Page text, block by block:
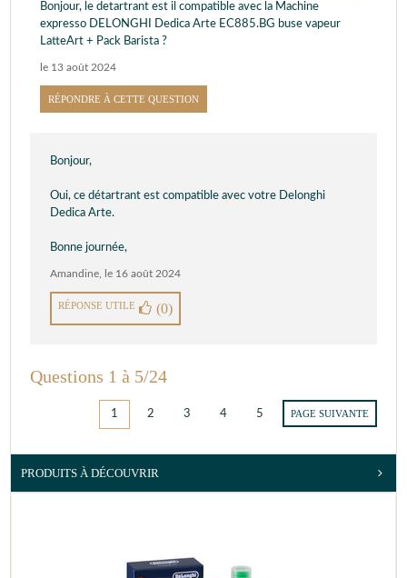
Bonjour, le detartrant est il compatible avec la Machine
expresso DELONGHI Dedica Arte EC885.BG buse vapeur
LatteArt + Pack Barista ?
le 13 août 2024
RÉPONDRE À CETTE QUESTION
Bonjour,
Oui, ce détartrant est compatible avec votre Delonghi
Dedica Arte.
Bonne journée,
Amandine, le 16 août 2024
RÉPONSE UTILE (0)
Questions 1 à 5/24
1 2 3 4 5 PAGE SUIVANTE
PRODUITS À DÉCOUVRIR